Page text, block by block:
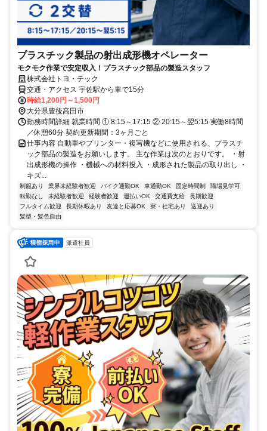
プラスチック製品の射出成形機オペレーター
モクモク作業で安定収入！プラスチック部品の製造スタッフ
株式会社トヨ・テック
交通・アクセス 宇佐駅から車で15分
時給1,200円～1,500円
大分県豊後高田市
勤務時間詳細 就業時間 ① 8:15～17:15 ② 20:15～翌5:15 実働8時間
／休憩60分 契約更新期間：3ヶ月ごと
仕事内容 自動車やプリンター・複写機などに使用される、プラスチ
ック部品の製造をお願いします。 主な作業は次のとおりです。 ・射
出成形機の操作 ・機械への材料投入 ・成形された製品の取り出し ・
キズ...
制服あり 業界未経験者歓迎 バイク通勤OK 車通勤OK 固定時間制
職場見学可
転勤なし
未経験者歓迎 経験者歓迎 週払いOK 交通費支給
長期歓迎
フルタイム歓迎
長期休暇あり 友達と応募OK 寮・社宅あり
送迎あり
髪型・髪色自由
派遣社員